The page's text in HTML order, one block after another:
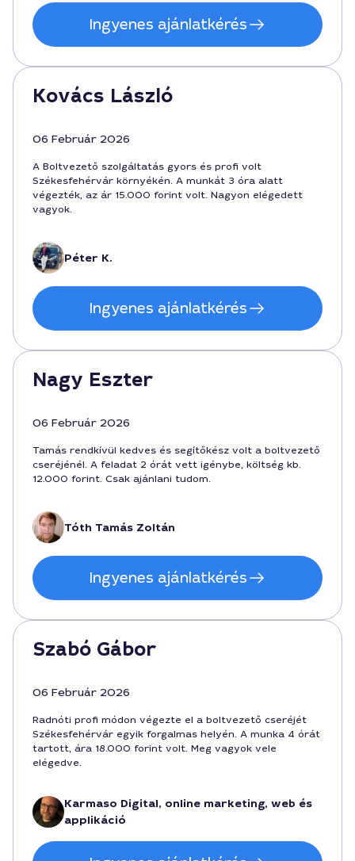
Ingyenes ajánlatkérés
Kovács László
06 Február 2026
A Boltvezető szolgáltatás gyors és profi volt
Székesfehérvár környékén. A munkát 3 óra alatt
végezték, az ár 15.000 forint volt. Nagyon elégedett
vagyok.
Péter K.
Ingyenes ajánlatkérés
Nagy Eszter
06 Február 2026
Tamás rendkívül kedves és segítőkész volt a boltvezető
cseréjénél. A feladat 2 órát vett igénybe, költség kb.
12.000 forint. Csak ajánlani tudom.
Tóth Tamás Zoltán
Ingyenes ajánlatkérés
Szabó Gábor
06 Február 2026
Radnóti profi módon végezte el a boltvezető cseréjét
Székesfehérvár egyik forgalmas helyén. A munka 4 órát
tartott, ára 18.000 forint volt. Meg vagyok vele
elégedve.
Karmaso Digital, online marketing, web és
applikáció